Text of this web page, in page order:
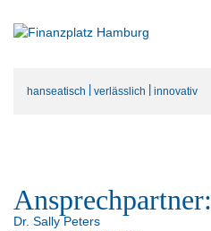
hanseatisch verlässlich innovativ
Ansprechpartner:
Dr. Sally Peters